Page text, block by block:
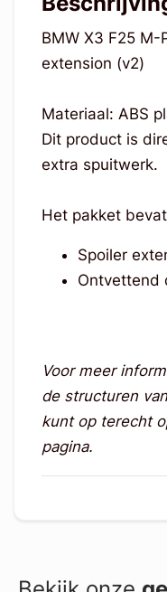
BMW X3 F25 M-
extension (v2)
Materiaal: ABS
Dit product is
extra spuitwerk.
Het pakket
Spoiler
Ontvettend
Voor meer
de structuren
kunt op terecht
pagina.